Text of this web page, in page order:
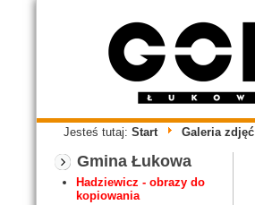
Jesteś tutaj: Start Galeria zdjęć
Gmina Łukowa
Hadziewicz - obrazy do
kopiowania